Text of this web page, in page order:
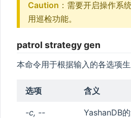
Caution ：需要开启操作系
用巡检功能。
patrol strategy gen
本命令用于根据输入的各选项
选项 含义
-c, --
YashanDB